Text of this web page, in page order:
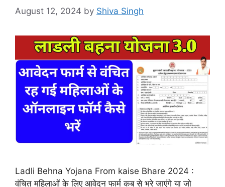
August 12, 2024 by Shiva Singh
Ladli Behna Yojana From kaise Bhare 2024 :
वंचित महिलाओं के लिए आवेदन फार्म कब से भरे जाएंगे या जो